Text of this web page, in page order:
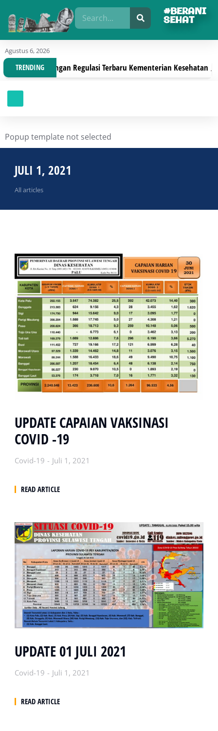
#BERANI
SEHAT
Agustus 6, 2026
TRENDINGDengan Regulasi Terbaru Kementerian Kesehatan Juli
Popup template not selected
JULI 1, 2021
All articles
UPDATE CAPAIAN VAKSINASI
COVID -19
Covid-19 Juli 1, 2021
READ ARTICLE
UPDATE 01 JULI 2021
Covid-19 Juli 1, 2021
READ ARTICLE